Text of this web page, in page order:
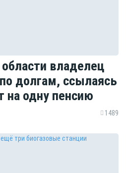
владелец
долгам, ссылаясь
на одну пенсию
1489